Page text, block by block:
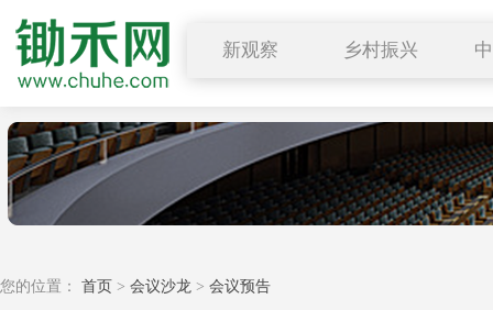
新观察
行业要闻
深度解读
小禾观点
乡村振兴
您的位置： 首页 > 会议沙龙 > 会议预告